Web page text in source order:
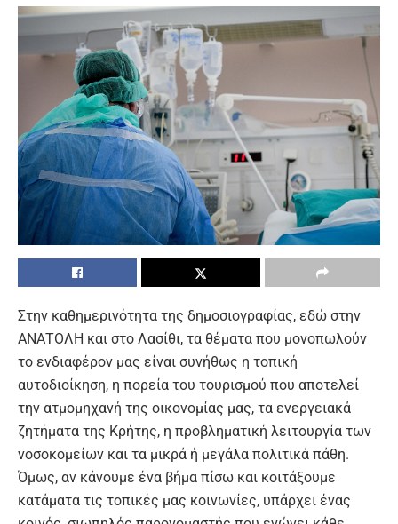
Στην καθημερινότητα της δημοσιογραφίας, εδώ στην
ΑΝΑΤΟΛΗ και στο Λασίθι, τα θέματα που μονοπωλούν
το ενδιαφέρον μας είναι συνήθως η τοπική
αυτοδιοίκηση, η πορεία του τουρισμού που αποτελεί
την ατμομηχανή της οικονομίας μας, τα ενεργειακά
ζητήματα της Κρήτης, η προβληματική λειτουργία των
νοσοκομείων και τα μικρά ή μεγάλα πολιτικά πάθη.
Όμως, αν κάνουμε ένα βήμα πίσω και κοιτάξουμε
κατάματα τις τοπικές μας κοινωνίες, υπάρχει ένας